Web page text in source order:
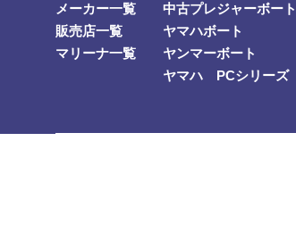
メーカー一覧
販売店一覧
マリーナ一覧
中古プレジャーボート
ヤマハボート
ヤンマーボート
ヤマハ PCシリーズ